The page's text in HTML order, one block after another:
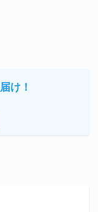
け！